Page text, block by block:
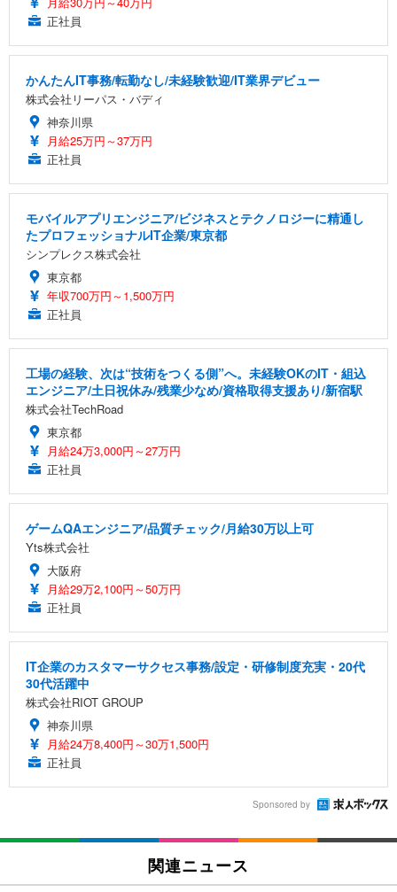
正社員
かんたんIT事務/転勤なし/未経験歓迎/IT業界デビュー
株式会社リーパス・バディ
神奈川県
月給25万円～37万円
正社員
モバイルアプリエンジニア/ビジネスとテクノロジーに精通し
たプロフェッショナルIT企業/東京都
シンプレクス株式会社
東京都
年収700万円～1,500万円
正社員
工場の経験、次は“技術をつくる側”へ。未経験OKのIT・組込
エンジニア/土日祝休み/残業少なめ/資格取得支援あり/新宿駅
株式会社TechRoad
東京都
月給24万3,000円～27万円
正社員
ゲームQAエンジニア/品質チェック/月給30万以上可
Yts株式会社
大阪府
月給29万2,100円～50万円
正社員
IT企業のカスタマーサクセス事務/設定・研修制度充実・20代
30代活躍中
株式会社RIOT GROUP
神奈川県
月給24万8,400円～30万1,500円
正社員
Sponsored by
関連ニュース